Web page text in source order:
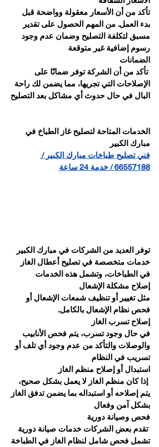
تأكد من أن الأسعار معقولة وواضحة قبل
بدء العمل. من المهم الحصول على تقدير
مسبق لتكلفة التصليح وضمان عدم وجود
رسوم إضافية غير متوقعة
الضمانات
تأكد من أن الشركة توفر ضمانًا على
الإصلاحات التي تجريها، مما يضمن لك راحة
البال في حال حدوث أي مشاكل بعد التصليح
الخدمات المتاحة لتصليح غاز الطباخ في
مبارك الكبير
فني تصليح طباخات مبارك الكبير /
66557188 / خدمة 24 ساعة
توفر العديد من الشركات في مبارك الكبير
خدمات متخصصة في تصليح أعطال الغاز
في الطباخات، وتشمل هذه الخدمات
إصلاح مشكلة الإشعال
مثل تغيير أو تنظيف شمعات الإشعال أو
فحص نظام الإشعال بالكامل.
إصلاح تسرب الغاز
في حال وجود تسرب، يتم فحص الأنابيب
والوصلات والتأكد من عدم وجود أي تلف أو
تسريب في النظام
استبدال أو إصلاح منظم الغاز
إذا كان منظم الغاز لا يعمل بشكل صحيح،
يتم إصلاحه أو استبداله بما يضمن تدفق الغاز
بشكل آمن وفعال
فحص وصيانة دورية
تقدم بعض الشركات خدمات صيانة دورية
تشمل فحص شامل لنظام الغاز في الطباخة